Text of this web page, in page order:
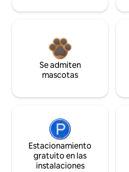
Se admiten
mascotas
Estacionamiento
gratuito en las
instalaciones